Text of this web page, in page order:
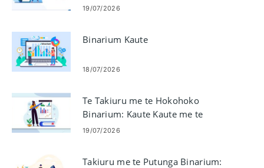
19/07/2026
Binarium Kaute
18/07/2026
Te Takiuru me te Hokohoko
Binarium: Kaute Kaute me te
Tauhokohoko Kōwhiringa-rua
19/07/2026
Takiuru me te Putunga Binarium: